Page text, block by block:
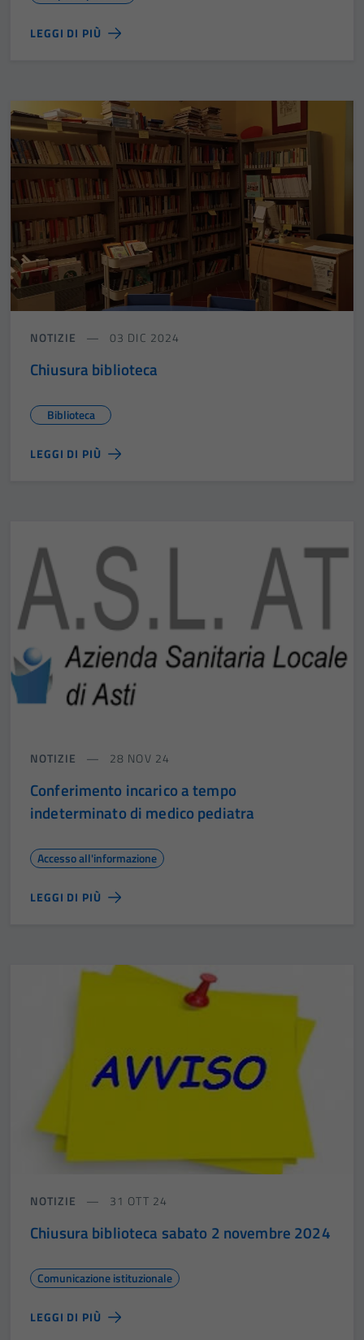
LEGGI DI PIÙ
NOTIZIE 03 DIC 2024
Chiusura biblioteca
Biblioteca
LEGGI DI PIÙ
NOTIZIE 28 NOV 24
Conferimento incarico a tempo
indeterminato di medico pediatra
Accesso all'informazione
LEGGI DI PIÙ
NOTIZIE 31 OTT 24
Chiusura biblioteca sabato 2 novembre 2024
Comunicazione istituzionale
LEGGI DI PIÙ